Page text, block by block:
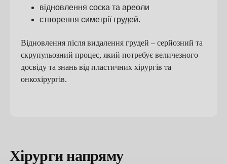
відновлення соска та ареоли
створення симетрії грудей.
Відновлення після видалення грудей – серйозний та
скрупульозний процес, який потребує величезного
досвіду та знань від пластичних хірургів та
онкохірургів.
Хірурги напряму